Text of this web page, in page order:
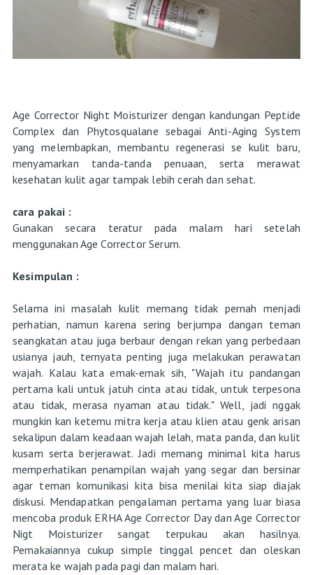
Age Corrector Night Moisturizer dengan kandungan Peptide
Complex dan Phytosqualane sebagai Anti-Aging System
yang melembapkan, membantu regenerasi se kulit baru,
menyamarkan tanda-tanda penuaan, serta merawat
kesehatan kulit agar tampak lebih cerah dan sehat.
cara pakai :
Gunakan secara teratur pada malam hari setelah
menggunakan Age Corrector Serum.
Kesimpulan :
Selama ini masalah kulit memang tidak pernah menjadi
perhatian, namun karena sering berjumpa dangan teman
seangkatan atau juga berbaur dengan rekan yang perbedaan
usianya jauh, ternyata penting juga melakukan perawatan
wajah. Kalau kata emak-emak sih, "Wajah itu pandangan
pertama kali untuk jatuh cinta atau tidak, untuk terpesona
atau tidak, merasa nyaman atau tidak." Well, jadi nggak
mungkin kan ketemu mitra kerja atau klien atau genk arisan
sekalipun dalam keadaan wajah lelah, mata panda, dan kulit
kusam serta berjerawat. Jadi memang minimal kita harus
memperhatikan penampilan wajah yang segar dan bersinar
agar teman komunikasi kita bisa menilai kita siap diajak
diskusi. Mendapatkan pengalaman pertama yang luar biasa
mencoba produk ERHA Age Corrector Day dan Age Corrector
Nigt Moisturizer sangat terpukau akan hasilnya.
Pemakaiannya cukup simple tinggal pencet dan oleskan
merata ke wajah pada pagi dan malam hari.